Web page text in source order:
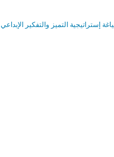
إستراتيجية التميز والتفكير الإبداعي